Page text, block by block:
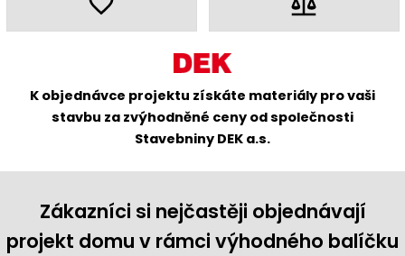
K objednávce projektu získáte materiály pro vaši
stavbu za zvýhodněné ceny od společnosti
Stavebniny DEK a.s.
Zákazníci si nejčastěji objednávají
projekt domu v rámci výhodného balíčku